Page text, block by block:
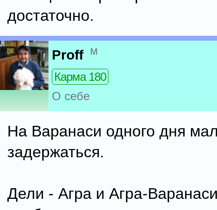
достаточно.
Proff м
Карма 180
О себе
На Варанаси одного дня
задержаться.
Дели - Агра и Агра-